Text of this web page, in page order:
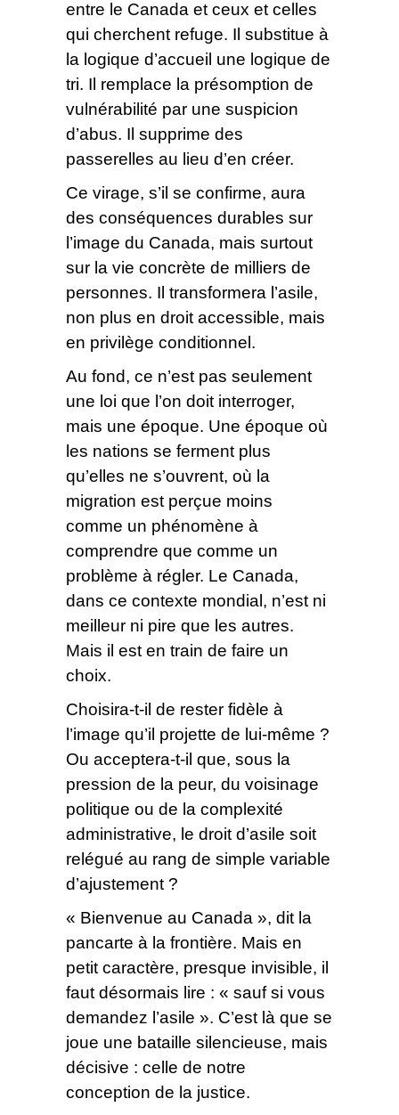
entre le Canada et ceux et celles
qui cherchent refuge. Il substitue à
la logique d’accueil une logique de
tri. Il remplace la présomption de
vulnérabilité par une suspicion
d’abus. Il supprime des
passerelles au lieu d’en créer.
Ce virage, s’il se confirme, aura
des conséquences durables sur
l’image du Canada, mais surtout
sur la vie concrète de milliers de
personnes. Il transformera l’asile,
non plus en droit accessible, mais
en privilège conditionnel.
Au fond, ce n’est pas seulement
une loi que l’on doit interroger,
mais une époque. Une époque où
les nations se ferment plus
qu’elles ne s’ouvrent, où la
migration est perçue moins
comme un phénomène à
comprendre que comme un
problème à régler. Le Canada,
dans ce contexte mondial, n’est ni
meilleur ni pire que les autres.
Mais il est en train de faire un
choix.
Choisira-t-il de rester fidèle à
l’image qu’il projette de lui-même ?
Ou acceptera-t-il que, sous la
pression de la peur, du voisinage
politique ou de la complexité
administrative, le droit d’asile soit
relégué au rang de simple variable
d’ajustement ?
« Bienvenue au Canada », dit la
pancarte à la frontière. Mais en
petit caractère, presque invisible, il
faut désormais lire : « sauf si vous
demandez l’asile ». C’est là que se
joue une bataille silencieuse, mais
décisive : celle de notre
conception de la justice.